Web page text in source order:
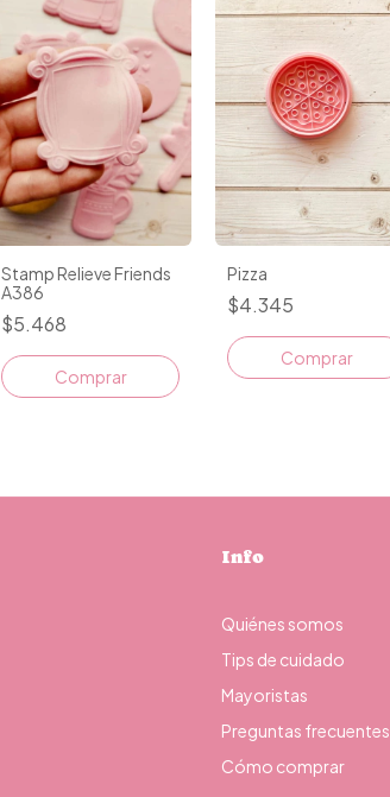
Stamp Relieve Friends
A386
$5.468
Comprar
Pizza
$4.345
Comprar
Info
Quiénes somos
Tips de cuidado
Mayoristas
Preguntas frecuentes
Cómo comprar